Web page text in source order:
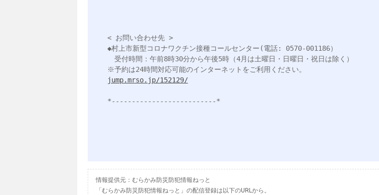
< お問い合わせ先 >
◆村上市新型コロナワクチン接種コールセンター(電話: 0570-001186）
受付時間：午前8時30分から午後5時（4月は土曜日・日曜日・祝日は除く）
jump.mrso.jp/152129/
*--------------------------*
情報提供元：むらかみ防災防犯情報ねっと
「むらかみ防災防犯情報ねっと」の配信登録は以下のURLから。